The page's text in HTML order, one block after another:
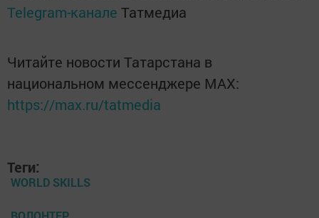
Telegram-канале Татмедиа
Читайте новости Татарстана в
национальном мессенджере MАХ:
https://max.ru/tatmedia
Теги:
WORLD SKILLS